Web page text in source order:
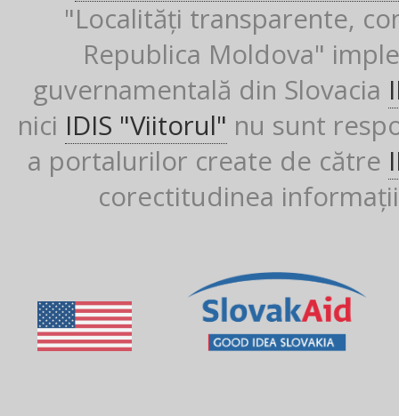
"Localități transparente,
Republica Moldova"
guvernamentală din Slovacia
nici IDIS "Viitorul" nu sunt
a portalurilor create de către
corectitudinea